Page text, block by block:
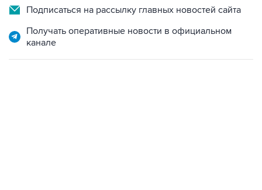
Подписаться на рассылку главных новостей сайта
Получать оперативные новости в официальном
канале